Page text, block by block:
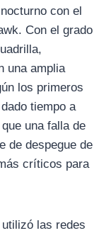
con el
Con el grado
una amplia
los primeros
tiempo a
una falla de
de despegue de
críticos para
las redes